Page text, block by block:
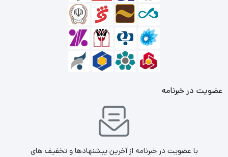
بی‌سیم هم به اشتراک بگذارند؛ ولی بازهم باید به یک دستگاه
عضویت در خبرنامه
با عضویت در خبرنامه از آخرین پیشنهادها و تخفیف های